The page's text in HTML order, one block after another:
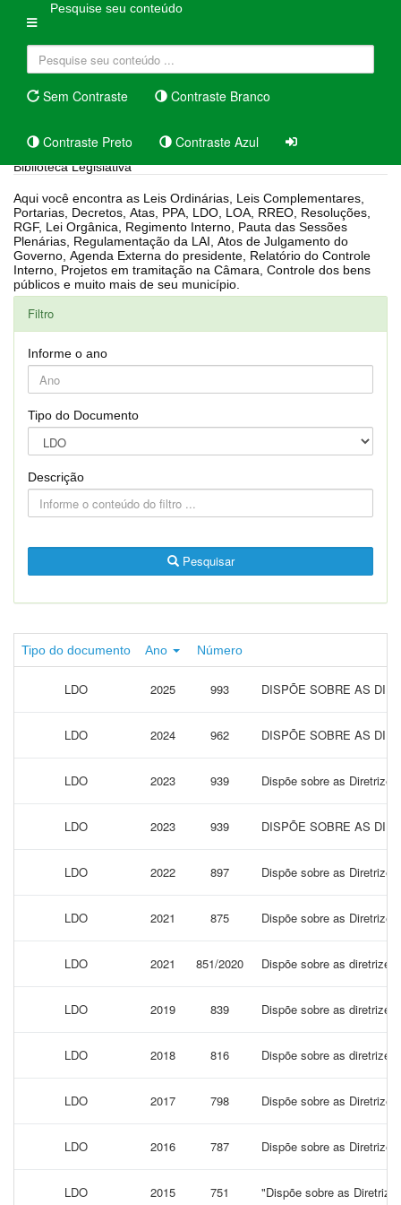
Pesquise seu conteúdo
Sem Contraste Contraste Branco
Contraste Preto Contraste Azul
Biblioteca Legislativa
Aqui você encontra as Leis Ordinárias, Leis Complementares,
Portarias, Decretos, Atas, PPA, LDO, LOA, RREO, Resoluções,
RGF, Lei Orgânica, Regimento Interno, Pauta das Sessões
Plenárias, Regulamentação da LAI, Atos de Julgamento do
Governo, Agenda Externa do presidente, Relatório do Controle
Interno, Projetos em tramitação na Câmara, Controle dos bens
públicos e muito mais de seu município.
Filtro
Informe o ano
Tipo do Documento
Descrição
Pesquisar
Tipo do documento Ano Número
LDO 2025 993 DISPÕE SOBRE AS
LDO 2024 962 DISPÕE SOBRE AS
LDO 2023 939 Dispõe sobre as
LDO 2023 939 DISPÕE SOBRE AS
LDO 2022 897 Dispõe sobre as
LDO 2021 875 Dispõe sobre as
LDO 2021 851/2020 Dispõe sobre as
LDO 2019 839 Dispõe sobre as
LDO 2018 816 Dispõe sobre as
LDO 2017 798 Dispõe sobre as
LDO 2016 787 Dispõe sobre as
LDO 2015 751 "Dispõe sobre as